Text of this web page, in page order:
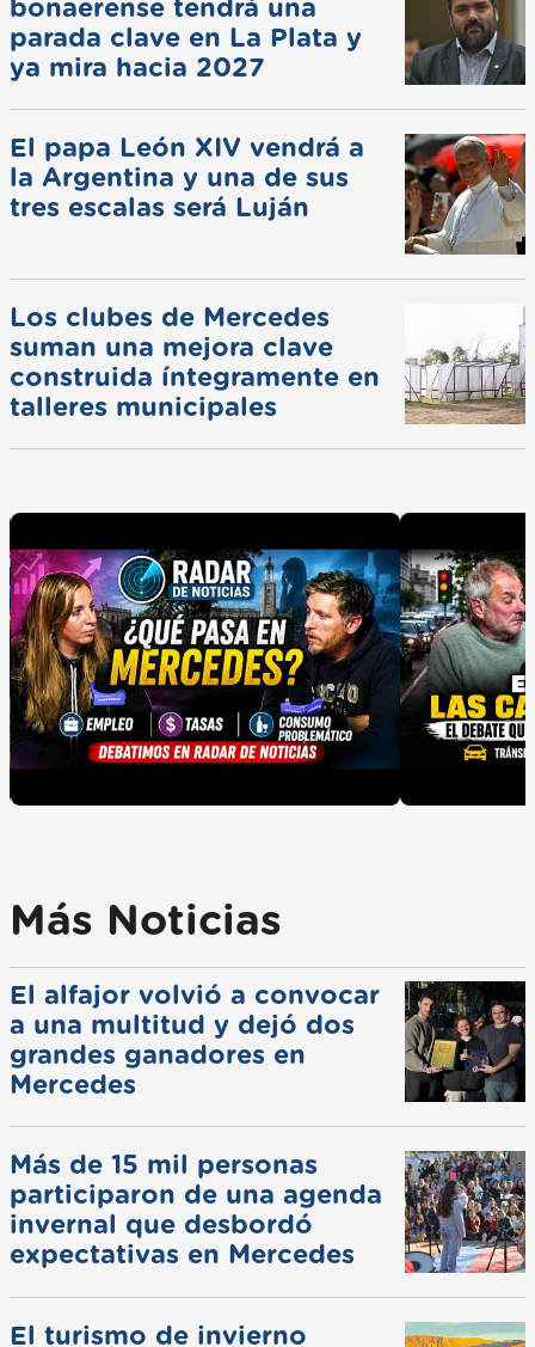
bonaerense tendrá una
parada clave en La Plata y
ya mira hacia 2027
El papa León XIV vendrá a
la Argentina y una de sus
tres escalas será Luján
Los clubes de Mercedes
suman una mejora clave
construida íntegramente en
talleres municipales
Más Noticias
El alfajor volvió a convocar
a una multitud y dejó dos
grandes ganadores en
Mercedes
Más de 15 mil personas
participaron de una agenda
invernal que desbordó
expectativas en Mercedes
El turismo de invierno